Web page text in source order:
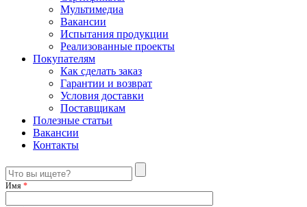
Мультимедиа
Вакансии
Испытания продукции
Реализованные проекты
Покупателям
Как сделать заказ
Гарантии и возврат
Условия доставки
Поставщикам
Полезные статьи
Вакансии
Контакты
Имя *